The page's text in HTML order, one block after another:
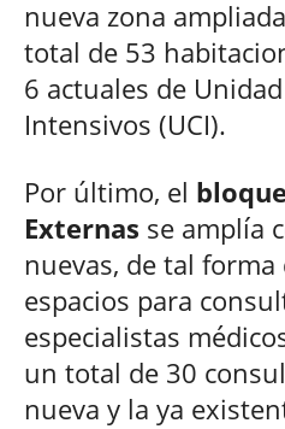
nueva zona
total de 53
6 actuales de
Intensivos (UCI).
Por último, el
Externas se amplía
nuevas, de tal
espacios para
especialistas
un total de 30
nueva y la ya